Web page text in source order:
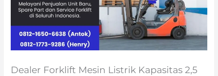
Dealer Forklift Mesin Listrik Kapasitas 2,5